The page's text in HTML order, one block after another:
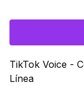
TikTok Voice -
Línea